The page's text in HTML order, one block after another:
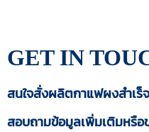
GET IN
สนใจสั่งผลิตกาแฟผงสำเร็
สอบถามข้อมูลเพิ่มเติมหรือ